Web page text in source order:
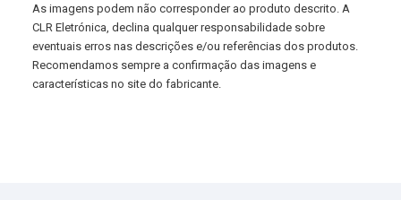
As imagens podem não corresponder ao produto descrito. A
CLR Eletrónica, declina qualquer responsabilidade sobre
eventuais erros nas descrições e/ou referências dos produtos.
Recomendamos sempre a confirmação das imagens e
características no site do fabricante.